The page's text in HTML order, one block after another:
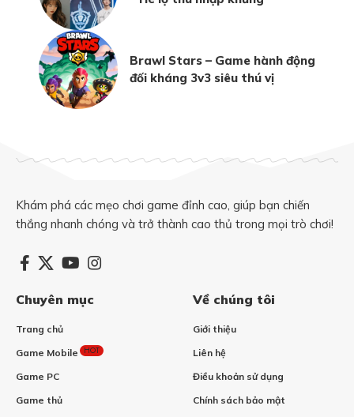
Brawl Stars – Game hành động
đối kháng 3v3 siêu thú vị
Khám phá các mẹo chơi game đỉnh cao, giúp bạn chiến
thắng nhanh chóng và trở thành cao thủ trong mọi trò chơi!
Chuyên mục
Trang chủ
Game Mobile HOT
Game PC
Game thủ
Về chúng tôi
Giới thiệu
Liên hệ
Điều khoản sử dụng
Chính sách bảo mật